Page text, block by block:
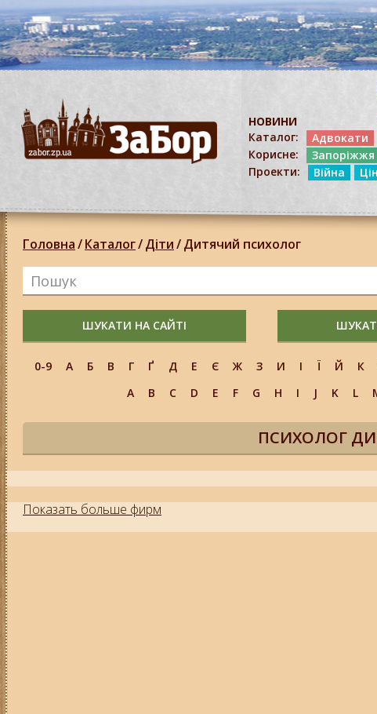
НОВИНИ
Каталог:
Адвокати
Корисне:
Запоріжжя
Проекти:
Війна
Головна/Каталог/Діти/Дитячий психолог
ШУКАТИ НА САЙТІ
0-9 А Б В Г Ґ Д Е Є Ж З И І Ї Й К
A
B C D E F G H I J K L
ПСИХОЛОГ
Показать больше фирм